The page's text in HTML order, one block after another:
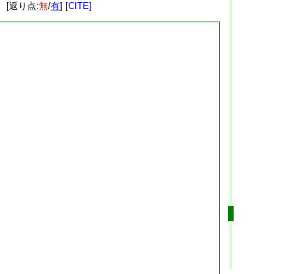
返り点:無/有] [CITE]